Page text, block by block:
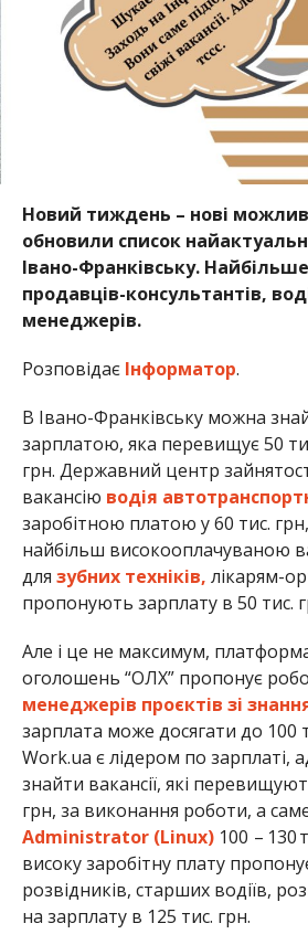
Новий тиждень – нові
обновили список
Івано-Франківську.
продавців-консультантів,
менеджерів.
Розповідає Інформатор.
В Івано-Франківську можна
зарплатою, яка перевищує 50
грн. Державний центр
вакансію водія
заробітною платою у 60 тис.
найбільш високооплачуваною
для зубних техніків, лікарям-
пропонують зарплату в 50 тис.
Але і це не максимум,
оголошень “ОЛХ” пропонує
менеджерів проєктів зі
зарплата може досягати до 100
Work.ua є лідером по зарплаті,
знайти вакансії, які
грн, за виконання роботи, а
Administrator (Linux)100 – 130
високу заробітну плату
розвідників, старших водіїв,
на зарплату в 125 тис. грн.